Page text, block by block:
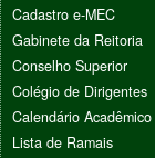
Cadastro e-MEC
Gabinete da Reitoria
Conselho Superior
Colégio de Dirigentes
Calendário Acadêmico
Lista de Ramais